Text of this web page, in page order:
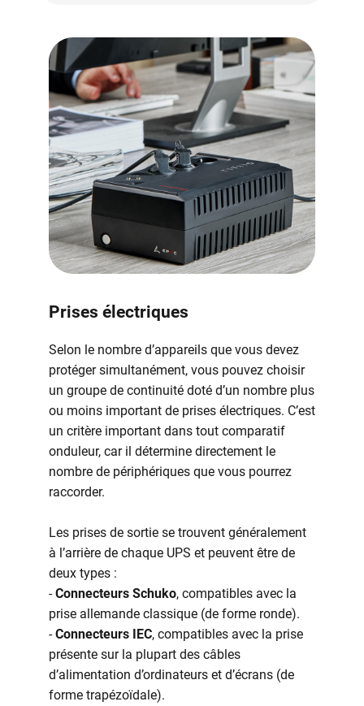
Prises électriques
Selon le nombre d’appareils que vous devez
protéger simultanément, vous pouvez choisir
un groupe de continuité doté d’un nombre plus
ou moins important de prises électriques. C’est
un critère important dans tout comparatif
onduleur, car il détermine directement le
nombre de périphériques que vous pourrez
raccorder.
Les prises de sortie se trouvent généralement
à l’arrière de chaque UPS et peuvent être de
deux types :
-Connecteurs Schuko, compatibles avec la
prise allemande classique (de forme ronde).
-Connecteurs IEC, compatibles avec la prise
présente sur la plupart des câbles
d’alimentation d’ordinateurs et d’écrans (de
forme trapézoïdale).